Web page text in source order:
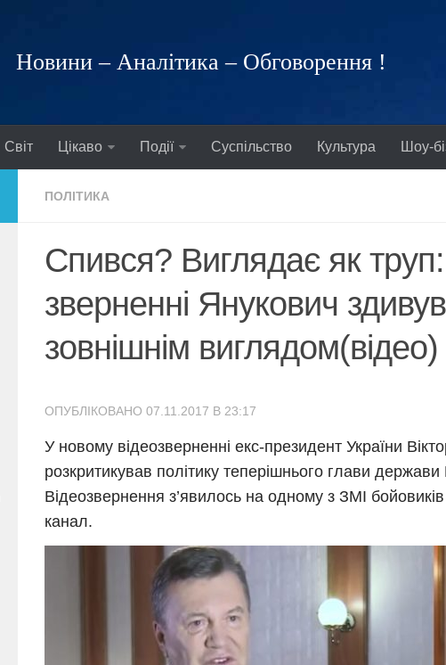
Новини – Аналітика – Обговорення !
Світ Цікаво Події Суспільство Культура Шоу-
ПОЛІТИКА
Спився? Виглядає як
зверненні Янукович
зовнішнім виглядом(відео)
ОПУБЛІКОВАНО 07.11.2017 В 23:17
У новому відеозверненні екс-президент України
розкритикував політику теперішнього глави
Відеозвернення з’явилось на одному з ЗМІ
канал.